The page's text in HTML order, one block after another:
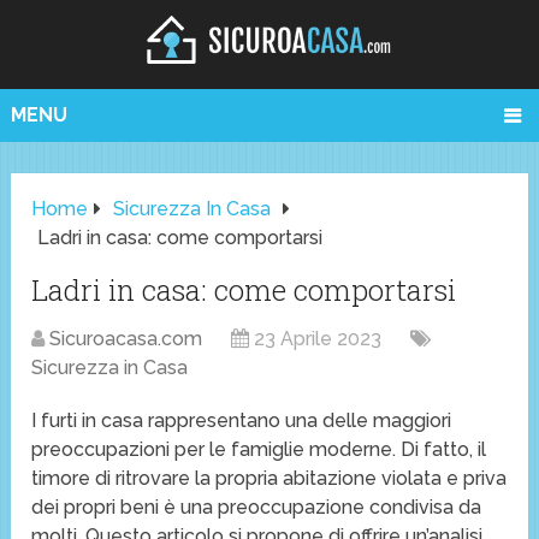
MENU
Home
Sicurezza In Casa
Ladri in casa: come comportarsi
Ladri in casa: come comportarsi
Sicuroacasa.com
23 Aprile 2023
Sicurezza in Casa
I furti in casa rappresentano una delle maggiori
preoccupazioni per le famiglie moderne. Di fatto, il
timore di ritrovare la propria abitazione violata e priva
dei propri beni è una preoccupazione condivisa da